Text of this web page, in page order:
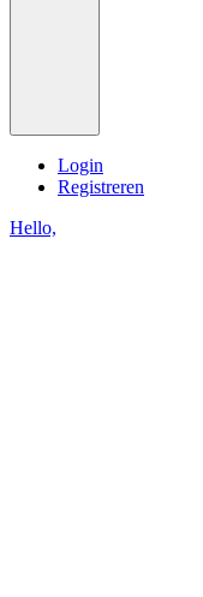
Login
Registreren
Hello,